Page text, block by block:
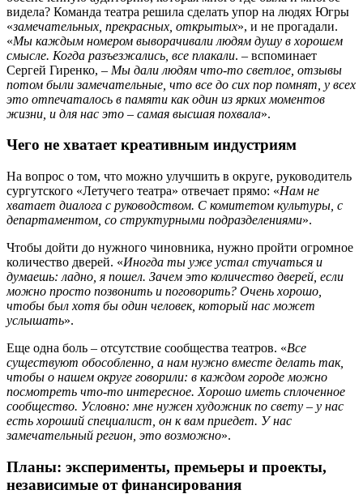
видела? Команда театра решила сделать упор на людях Югры
«замечательных, прекрасных, открытых», и не прогадали.
«Мы каждым номером выворачивали людям душу в хорошем
смысле. Когда разъезжались, все плакали. – вспоминает
Сергей Гиренко, – Мы дали людям что-то светлое, отзывы
потом были замечательные, что все до сих пор помнят, у всех
это отпечаталось в памяти как один из ярких моментов
жизни, и для нас это – самая высшая похвала».
Чего не хватает креативным индустриям
На вопрос о том, что можно улучшить в округе, руководитель
сургутского «Летучего театра» отвечает прямо: «Нам не
хватает диалога с руководством. С комитетом культуры, с
департаментом, со структурными подразделениями».
Чтобы дойти до нужного чиновника, нужно пройти огромное
количество дверей. «Иногда ты уже устал стучаться и
думаешь: ладно, я пошел. Зачем это количество дверей, если
можно просто позвонить и поговорить? Очень хорошо,
чтобы был хотя бы один человек, который нас может
услышать».
Еще одна боль – отсутствие сообщества театров. «Все
существуют обособленно, а нам нужно вместе делать так,
чтобы о нашем округе говорили: в каждом городе можно
посмотреть что-то интересное. Хорошо иметь сплоченное
сообщество. Условно: мне нужен художник по свету – у нас
есть хороший специалист, он к вам приедет. У нас
замечательный регион, это возможно».
Планы: эксперименты, премьеры и проекты,
независимые от финансирования